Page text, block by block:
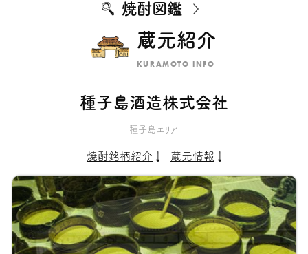
焼酎図鑑
蔵元紹介
KURAMOTO INFO
種子島酒造株式会社
種子島エリア
焼酎銘柄紹介 蔵元情報